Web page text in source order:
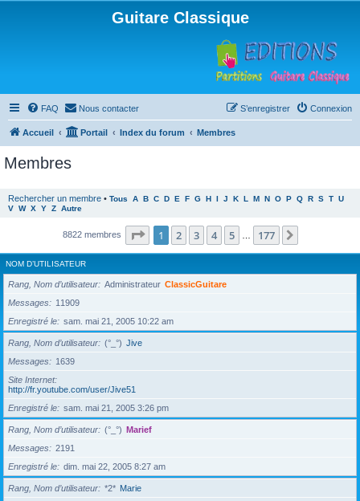
Guitare Classique
FAQ Nous contacter Connexion
S’enregistrer
Accueil Portail Index du forum Membres
Membres
Rechercher un membre • Tous A B C D E F G H I J K L M N O P Q R S T U
V W X Y Z Autre
8822 membres Page 1sur177
1 2 3 4 5 177
NOM D’UTILISATEUR
Rang, Nom d’utilisateur Administrateur ClassicGuitare
Messages
11909
Enregistré le
sam. mai 21, 2005 10:22 am
Rang, Nom d’utilisateur (°_°) Jive
Messages
1639
Site Internet
http://fr.youtube.com/user/Jive51
Enregistré le
sam. mai 21, 2005 3:26 pm
Rang, Nom d’utilisateur (°_°) Marief
Messages
2191
Enregistré le
dim. mai 22, 2005 8:27 am
Rang, Nom d’utilisateur *2* Marie